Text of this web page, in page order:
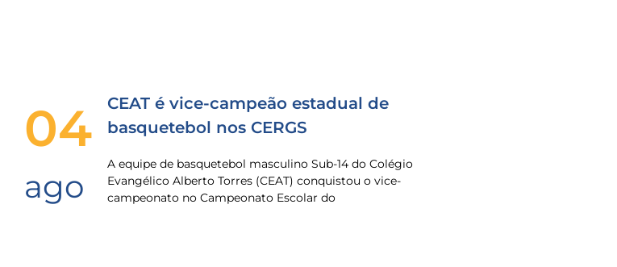
04
ago
CEAT é vice-campeão estadual de
basquetebol nos CERGS
A equipe de basquetebol masculino Sub-14 do Colégio
Evangélico Alberto Torres (CEAT) conquistou o vice-
campeonato no Campeonato Escolar do